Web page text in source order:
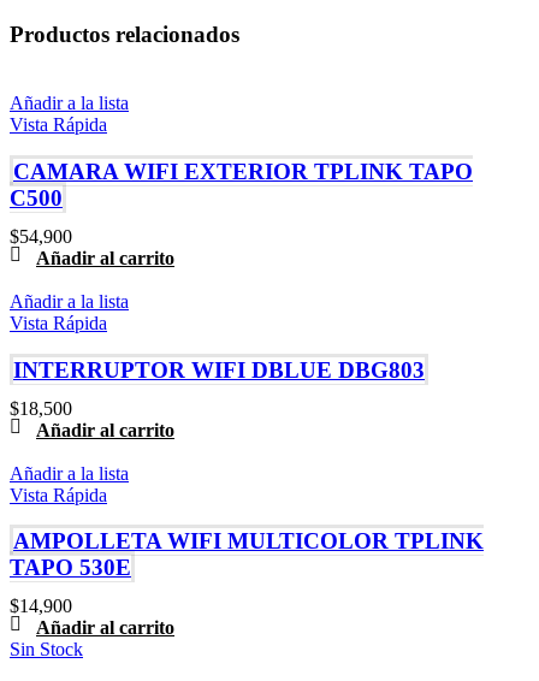
Productos relacionados
Añadir a la lista
Vista Rápida
CAMARA WIFI EXTERIOR TPLINK TAPO
C500
$54,900
Añadir al carrito
Añadir a la lista
Vista Rápida
INTERRUPTOR WIFI DBLUE DBG803
$18,500
Añadir al carrito
Añadir a la lista
Vista Rápida
AMPOLLETA WIFI MULTICOLOR TPLINK
TAPO 530E
$14,900
Añadir al carrito
Sin Stock